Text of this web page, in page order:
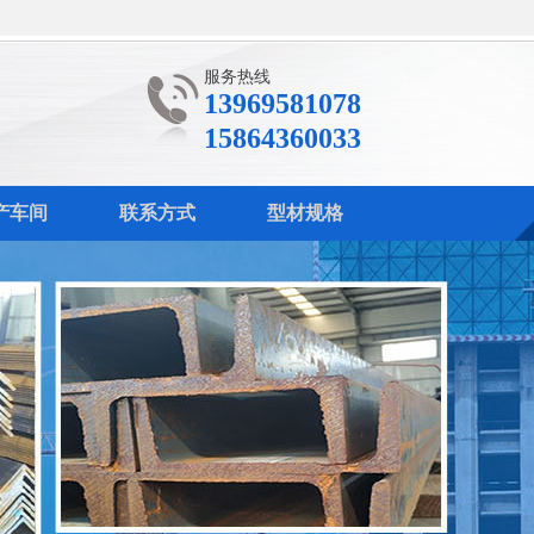
服务热线
13969581078
15864360033
车间 联系方式 型材规格